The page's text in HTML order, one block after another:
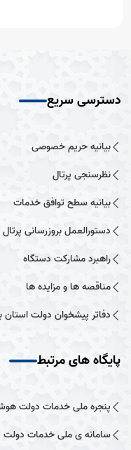
دسترسی سریع
بیانیه حریم خصوصی
نظرسنجی پرتال
بیانیه سطح توافق خدمات
دستورالعمل بروزرسانی پرتال
راهبرد مشارکت دستگاه
مناقصه ها و مزایده ها
دفاتر پیشخوان دولت استان
پایگاه های مرتبط
پنجره ملی خدمات دولت
سامانه ی ملی خدمات دولت -